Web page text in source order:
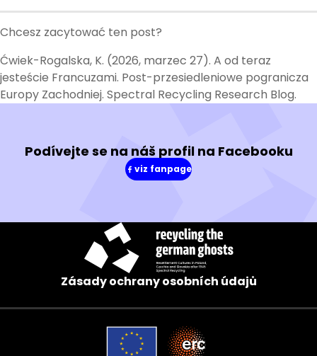
Chcesz zacytować ten post?
Ćwiek-Rogalska, K. (2026, marzec 27). A od teraz
jesteście Francuzami. Post-przesiedleniowe pogranicza
Europy Zachodniej. Spectral Recycling Research Blog.
Podívejte se na náš profil na Facebooku
viz fanpage
(v
Zásady ochrany osobních údajů